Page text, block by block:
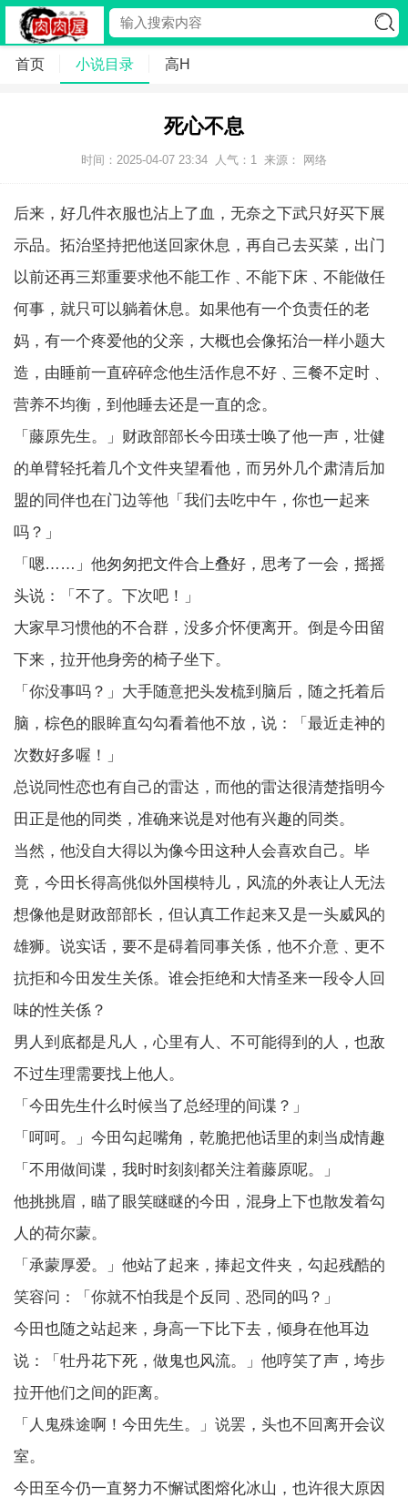
首页 小说目录 高H
死心不息
时间：2025-04-07 23:34 人气： 1 来源： 网络
后来，好几件衣服也沾上了血，无奈之下武只好买下展
示品。拓治坚持把他送回家休息，再自己去买菜，出门
以前还再三郑重要求他不能工作﹑不能下床﹑不能做任
何事，就只可以躺着休息。如果他有一个负责任的老
妈，有一个疼爱他的父亲，大概也会像拓治一样小题大
造，由睡前一直碎碎念他生活作息不好﹑三餐不定时﹑
营养不均衡，到他睡去还是一直的念。
「藤原先生。」财政部部长今田瑛士唤了他一声，壮健
的单臂轻托着几个文件夹望看他，而另外几个肃清后加
盟的同伴也在门边等他「我们去吃中午，你也一起来
吗？」
「嗯……」他匆匆把文件合上叠好，思考了一会，摇摇
头说：「不了。下次吧！」
大家早习惯他的不合群，没多介怀便离开。倒是今田留
下来，拉开他身旁的椅子坐下。
「你没事吗？」大手随意把头发梳到脑后，随之托着后
脑，棕色的眼眸直勾勾看着他不放，说：「最近走神的
次数好多喔！」
总说同性恋也有自己的雷达，而他的雷达很清楚指明今
田正是他的同类，准确来说是对他有兴趣的同类。
当然，他没自大得以为像今田这种人会喜欢自己。毕
竟，今田长得高佻似外国模特儿，风流的外表让人无法
想像他是财政部部长，但认真工作起来又是一头威风的
雄狮。说实话，要不是碍着同事关係，他不介意﹑更不
抗拒和今田发生关係。谁会拒绝和大情圣来一段令人回
味的性关係？
男人到底都是凡人，心里有人、不可能得到的人，也敌
不过生理需要找上他人。
「今田先生什么时候当了总经理的间谍？」
「呵呵。」今田勾起嘴角，乾脆把他话里的刺当成情趣
「不用做间谍，我时时刻刻都关注着藤原呢。」
他挑挑眉，瞄了眼笑瞇瞇的今田，混身上下也散发着勾
人的荷尔蒙。
「承蒙厚爱。」他站了起来，捧起文件夹，勾起残酷的
笑容问：「你就不怕我是个反同﹑恐同的吗？」
今田也随之站起来，身高一下比下去，倾身在他耳边
说：「牡丹花下死，做鬼也风流。」他哼笑了声，垮步
拉开他们之间的距离。
「人鬼殊途啊！今田先生。」说罢，头也不回离开会议
室。
今田至今仍一直努力不懈试图熔化冰山，也许很大原因